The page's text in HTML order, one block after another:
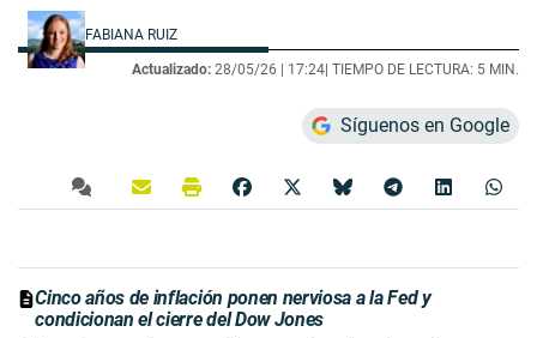
FABIANA RUIZ
Actualizado: 28/05/26 | 17:24 | TIEMPO DE LECTURA: 5 MIN.
Síguenos en Google
Cinco años de inflación ponen nerviosa a la Fed y
condicionan el cierre del Dow Jones